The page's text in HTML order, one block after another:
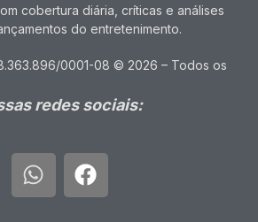
cobertura diária, críticas e análises
do entretenimento.
0001-08 © 2026 – Todos os
redes sociais: